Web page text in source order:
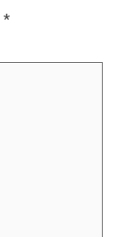
*